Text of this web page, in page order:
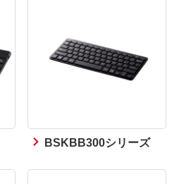
BSKBB300シリーズ